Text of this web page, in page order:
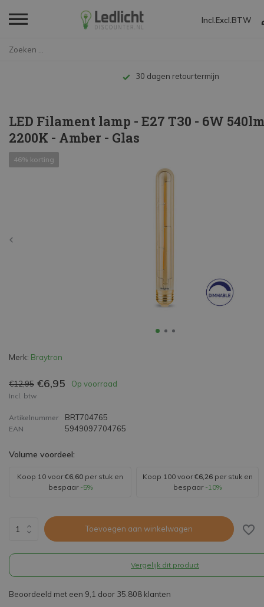
Incl. Excl. BTW
LED Filament lamp - E27 T30 - 6W
2200K - Amber - Glas
46% korting
Merk: Braytron
€12,95 €6,95 Op voorraad
Incl. btw
Artikelnummer BRT704765
EAN 5949097704765
Volume voordeel:
Koop 10 voor€6,60 per stuk en
bespaar -5%
Koop 100 voor€6,26per stuk en
bespaar -10%
Toevoegen aan winkelwagen
Vergelijk dit product
Beoordeeld met een 9,1 door 35.808 klanten